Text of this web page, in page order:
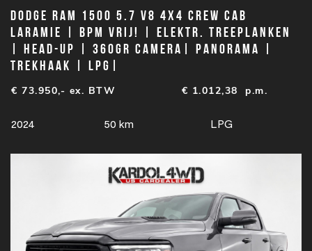
Dodge Ram 1500 5.7 V8 4x4 Crew Cab
Laramie | BPM VRIJ! | Elektr. treeplanken
| Head-up | 360gr camera| Panorama |
Trekhaak | LPG|
€ 73.950,- ex. BTW € 1.012,38 p.m.
2024 50 km LPG